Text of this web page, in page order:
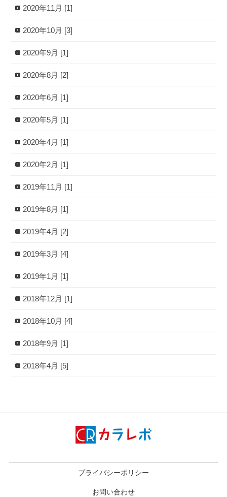
2020年11月 [1]
2020年10月 [3]
2020年9月 [1]
2020年8月 [2]
2020年6月 [1]
2020年5月 [1]
2020年4月 [1]
2020年2月 [1]
2019年11月 [1]
2019年8月 [1]
2019年4月 [2]
2019年3月 [4]
2019年1月 [1]
2018年12月 [1]
2018年10月 [4]
2018年9月 [1]
2018年4月 [5]
プライバシーポリシー
お問い合わせ